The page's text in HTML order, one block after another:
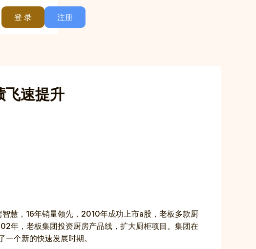
注册
登 录
速提升
慧，16年销量领先，2010年成功上市a股，老板多款厨
年，老板集团投资厨房产品线，扩大厨柜项目。集团在
个新的快速发展时期。